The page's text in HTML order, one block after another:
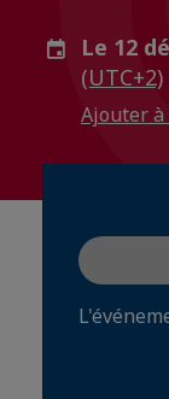
Le 12
(UTC+2)
Ajouter à